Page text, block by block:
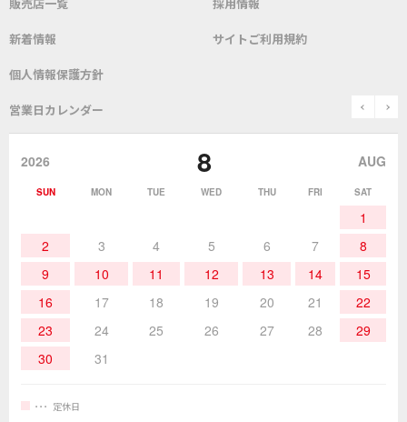
表面実装/SMT関連
作業環境／材料
よくあるご質問 デモ機貸し出しサービス
SDS(MSDS)製品
取扱説明書
該非説明発行の申込み
会社概要 社長あいさつ
グットのあゆみ
販売店一覧 採用情報
新着情報 サイトご利用規約
個人情報保護方針
営業日カレンダー prev
2026 8 AUG
SUN MON TUE WED THU FRI SAT
1
2
3 4 5 6 7
8
9
10 11 12 13 14
15
16
17 18 19 20 21
22
23
24 25 26 27 28
29
30
31
定休日